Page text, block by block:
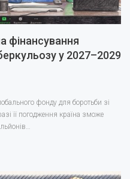
фінансування
у 2027–2029
фонду для боротьби зі
її погодження країна зможе